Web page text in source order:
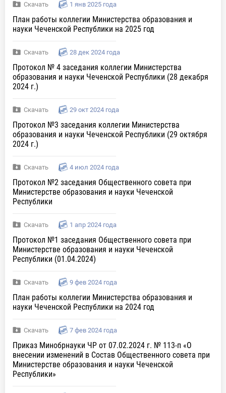
Скачать 1 янв 2025 года
План работы коллегии Министерства образования и
науки Чеченской Республики на 2025 год
Скачать 28 дек 2024 года
Протокол № 4 заседания коллегии Министерства
образования и науки Чеченской Республики (28 декабря
2024 г.)
Скачать 29 окт 2024 года
Протокол №3 заседания коллегии Министерства
образования и науки Чеченской Республики (29 октября
2024 г.)
Скачать 4 июл 2024 года
Протокол №2 заседания Общественного совета при
Министерстве образования и науки Чеченской
Республики
Скачать 1 апр 2024 года
Протокол №1 заседания Общественного совета при
Министерстве образования и науки Чеченской
Республики (01.04.2024)
Скачать 9 фев 2024 года
План работы коллегии Министерства образования и
науки Чеченской Республики на 2024 год
Скачать 7 фев 2024 года
Приказ Минобрнауки ЧР от 07.02.2024 г. № 113-п «О
внесении изменений в Состав Общественного совета при
Министерстве образования и науки Чеченской
Республики»